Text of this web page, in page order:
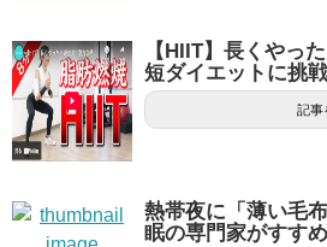
【HIIT】長くやっ
短ダイエットに挑
記事
熱帯夜に「薄い毛
眠の専門家がすす